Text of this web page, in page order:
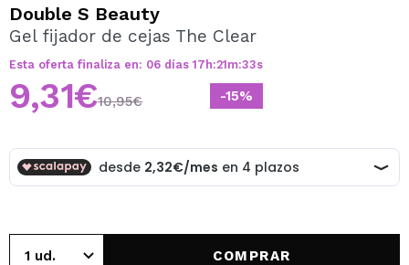
Al crear una cuenta en Maquillalia.com podrás realizar
tus compras rápidamente, revisar el estado de tus
Double S Beauty
Gel fijador de cejas The Clear
Esta oferta finaliza en: 06 días 17 h:21m:33s
-15%
9,31€10,95€
COMPRAR